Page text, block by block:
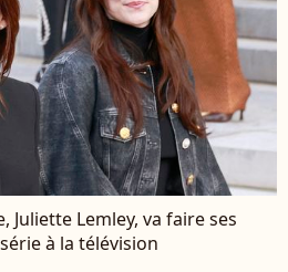
Juliette Lemley, va faire ses
à la télévision